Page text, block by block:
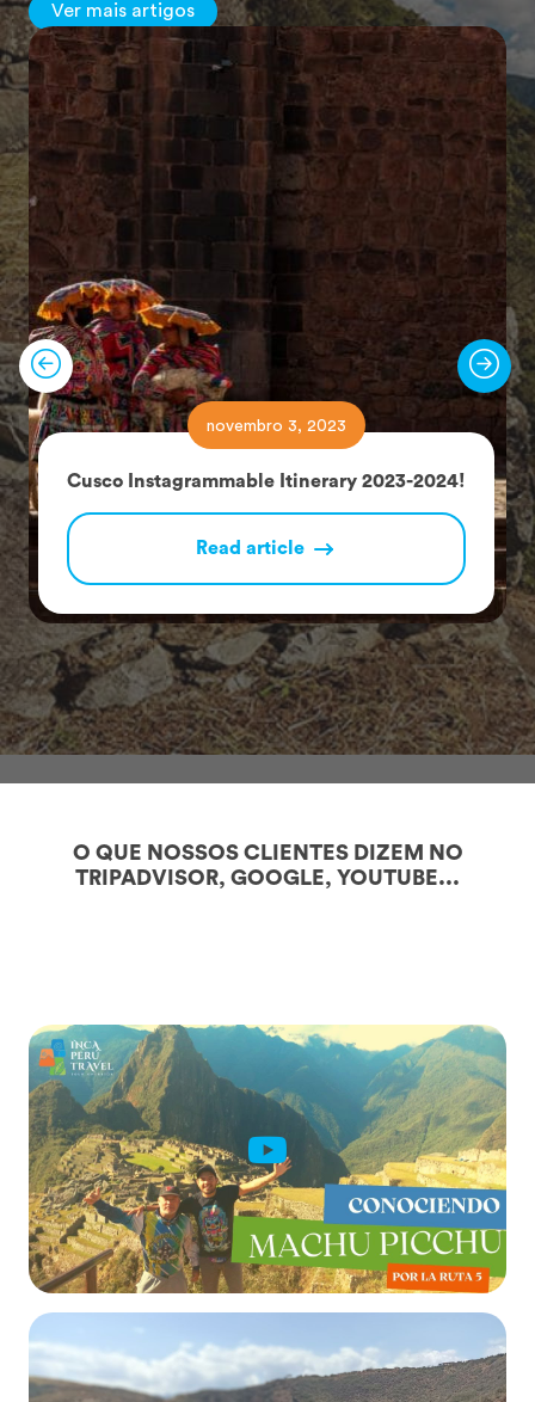
Ver mais artigos
novembro 3, 2023
Cusco Instagrammable Itinerary 2023-2024!
Read article
O QUE NOSSOS CLIENTES DIZEM NO
TRIPADVISOR, GOOGLE, YOUTUBE...